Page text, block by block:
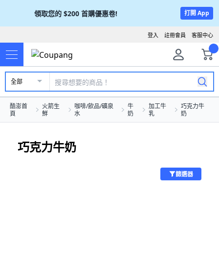
領取您的 $200 首購優惠卷! 打開 App
客服中心
註冊會員
登入
全部
酷澎首
頁
火箭生
鮮
咖啡/飲品/礦泉
水
牛
奶
加工牛
乳
巧克力牛
奶
巧克力牛奶
篩選器